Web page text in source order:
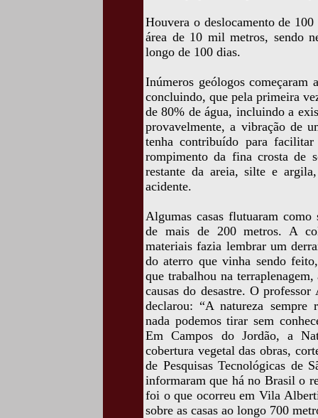
Houvera o deslocamento de
área de 10 mil metros, sendo
longo de 100 dias.
Inúmeros geólogos começaram
concluindo, que pela primeira
de 80% de água, incluindo a
provavelmente, a vibração de
tenha contribuído para
rompimento da fina crosta de
restante da areia, silte e
acidente.
Algumas casas flutuaram como
de mais de 200 metros. A
materiais fazia lembrar um
do aterro que vinha sendo
que trabalhou na
causas do desastre. O
declarou: “A natureza sempre
nada podemos tirar sem
Em Campos do Jordão, a
cobertura vegetal das obras,
de Pesquisas Tecnológicas de
informaram que há no Brasil o
foi o que ocorreu em Vila
sobre as casas ao longo 700